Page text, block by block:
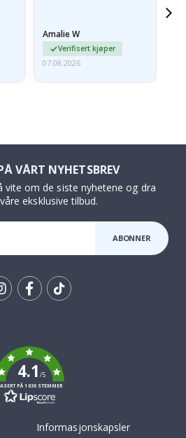
Amalie W
Verifisert kjøper
07.08.2026
VÅRT NYHETSBREV
om de siste nyhetene og dra
eksklusive tilbud.
ABONNER
4.1/5
PÅ 1030 STEMMER
Informasjonskapsler